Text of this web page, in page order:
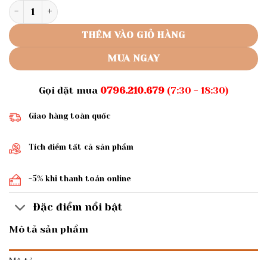
Rập giấy A0 mã 465 - rập áo thun số lượng
THÊM VÀO GIỎ HÀNG
MUA NGAY
Gọi đặt mua 0796.210.679(7:30 - 18:30)
Giao hàng toàn quốc
Tích điểm tất cả sản phẩm
-5% khi thanh toán online
Đặc điểm nổi bật
Mô tả sản phẩm